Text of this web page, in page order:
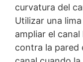
curvatura del
Utilizar una
ampliar el
contra la pared